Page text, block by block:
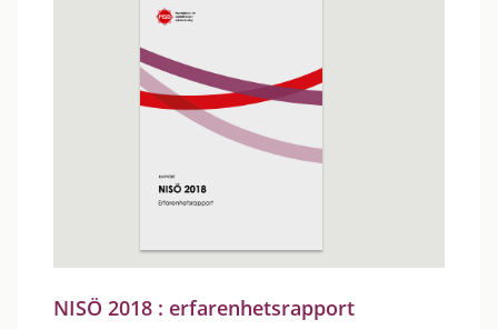
NISÖ 2018 : erfarenhetsrapport